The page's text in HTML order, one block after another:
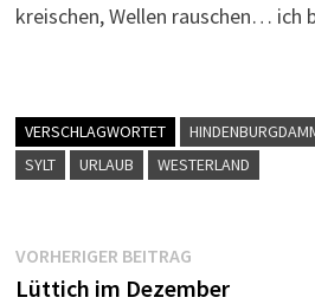
kreischen, Wellen rauschen… ich
VERSCHLAGWORTET
SYLT
URLAUB WESTERLAND
Beitragsnavigation
VORHERIGER BEITRAGVorheriger
Beitrag:
Lüttich im Dezember